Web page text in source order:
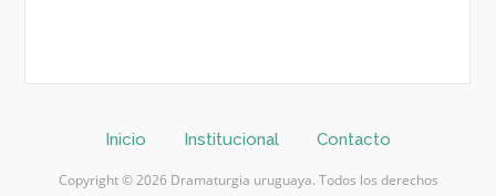
Inicio Institucional Contacto
Copyright © 2026 Dramaturgia uruguaya. Todos los derechos